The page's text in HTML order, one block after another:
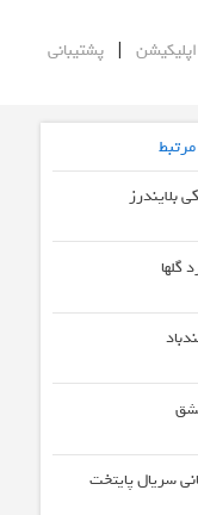
اپلیکیشن |پشتیبانی
بلایندرز
گلها
سریال پایتخت